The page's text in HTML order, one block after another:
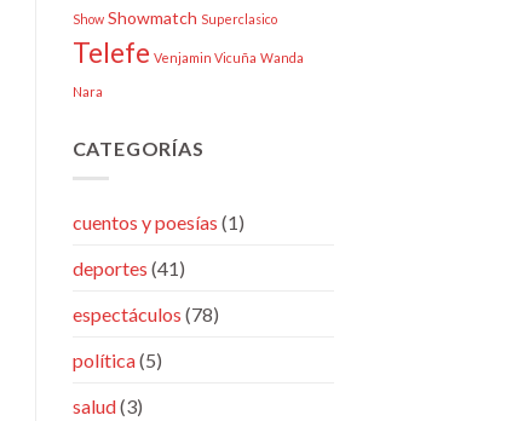
Show Showmatch Superclasico
Telefe Venjamin Vicuña Wanda
Nara
CATEGORÍAS
cuentos y poesías (1)
deportes (41)
espectáculos (78)
política(5)
salud(3)